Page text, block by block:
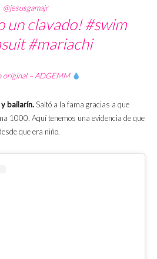
@jesusgamajr
un clavado!#swim
#mariachi
– ADGEMM
bailarín. Saltó a la fama gracias a que
1000. Aquí tenemos una evidencia de que
que era niño.